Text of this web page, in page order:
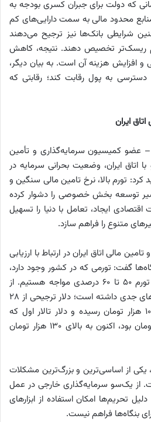
که دولت برای جبران کسری بودجه به
محدود مالی به سمت دارایی‌های کم
شرایطی بانک‌ها نیز ترجیح می‌دهند
ریسک‌تر تخصیص دهند. نتیجه، کاهش
و افزایش هزینه آن است. به بیان دیگر،
دسترسی به پول رقابت کند؛ رقابتی که
ایران
کمیسیون سرمایه‌گذاری و تأمین
اتاق ایران، وضعیت بحرانی سرمایه در
کرد: تورم بالا، نرخ تامین مالی سنگین و
توسعه بخش خصوصی را دشوار کرده
ایجاد، تعامل با دنیا را تسهیل
متنوع را فراهم سازد.
مالی اتاق ایران در ارتباط با ارزیابی
گفت: تورمی که در کشور وجود دارد،
یک طرف ماجراست. امروز با تورم ۵۰ تا ۶۰ درصدی مواجه هستیم. از
سوی دیگر، نرخ ارز نیز جهش‌های جدی داشته است؛ دلار ترجیحی از ۲۸
هزار و ۵۰۰ تومان به حدود ۱۰۰ هزار تومان رسیده و دلار تالار اول که
پیش‌تر در محدوده ۷۰ هزار تومان بود، اکنون به بالای ۱۳۰ هزار تومان
یکی از اساسی‌ترین و بزرگ‌ترین مشکلات
از یک‌سو سرمایه‌گذاری خارجی در عمل
تحریم‌ها امکان استفاده از ابزارهای
بنگاه‌ها فراهم نیست.